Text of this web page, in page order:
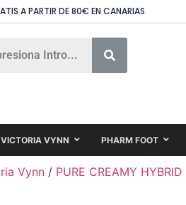
A PARTIR DE 80€ EN CANARIAS
VICTORIA VYNN PHARM FOOT
Vynn / PURE CREAMY HYBRID